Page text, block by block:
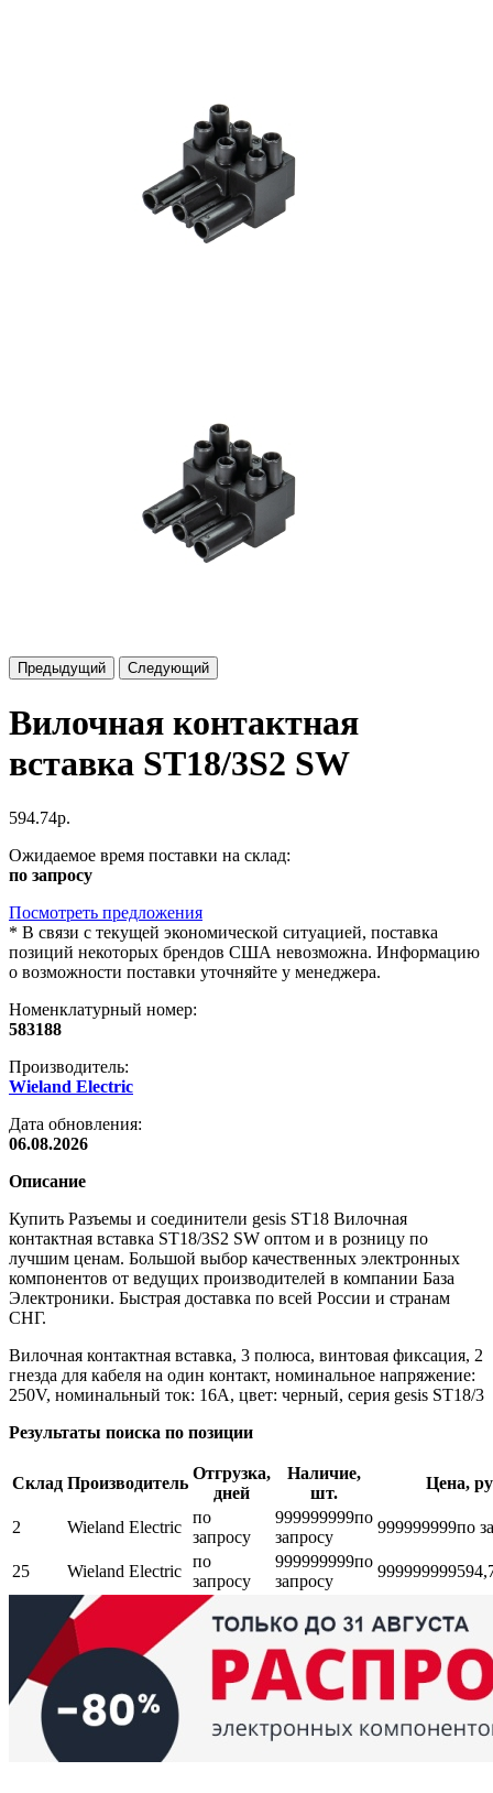
Предыдущий Следующий
Вилочная контактная
вставка ST18/3S2 SW
594.74р.
Ожидаемое время поставки на склад:
по запросу
Посмотреть предложения
* В связи с текущей экономической ситуацией, поставка
позиций некоторых брендов США невозможна. Информацию
о возможности поставки уточняйте у менеджера.
Номенклатурный номер:
583188
Производитель:
Wieland Electric
Дата обновления:
06.08.2026
Описание
Купить Разъемы и соединители gesis ST18 Вилочная
контактная вставка ST18/3S2 SW оптом и в розницу по
лучшим ценам. Большой выбор качественных электронных
компонентов от ведущих производителей в компании База
Электроники. Быстрая доставка по всей России и странам
СНГ.
Вилочная контактная вставка, 3 полюса, винтовая фиксация, 2
гнезда для кабеля на один контакт, номинальное напряжение:
250V, номинальный ток: 16A, цвет: черный, серия gesis ST18/3
Результаты поиска по позиции
Склад Производитель
Отгрузка,
дней
Наличие,
шт.
Цена,
2 Wieland Electric
по
запросу
999999999по
запросу
999999999по
25 Wieland Electric
по
запросу
999999999по
запросу
999999999